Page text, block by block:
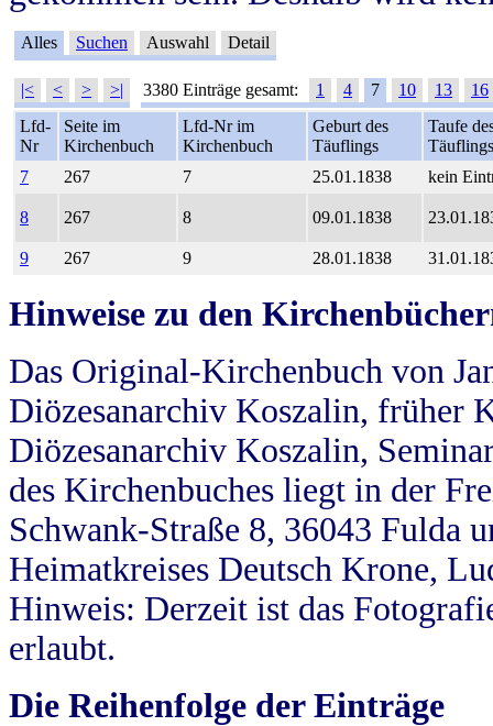
Alles Suchen Auswahl Detail
|< < > >| 3380 Einträge gesamt: 1 4 7 10 13
16
Lfd-
Nr
Seite im
Kirchenbuch
Lfd-Nr im
Kirchenbuch
Geburt des
Täuflings
Taufe
Täuflings
7
267 7 25.01.1838 kein
8 267 8 09.01.1838
9 267 9 28.01.1838
Hinweise zu den
Das Original-Kirchenbuch von
Diözesanarchiv Koszalin, früher
Diözesanarchiv Koszalin,
des Kirchenbuches liegt in der
Schwank-Straße 8, 36043 Fulda
Heimatkreises Deutsch Krone,
Hinweis: Derzeit ist das
erlaubt.
Die Reihenfolge der Einträge